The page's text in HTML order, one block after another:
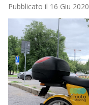
Pubblicato il 16 Giu 2020